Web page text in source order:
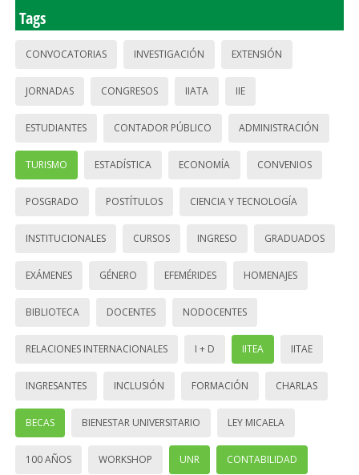
Tags
CONVOCATORIAS INVESTIGACIÓN EXTENSIÓN
JORNADAS CONGRESOS IIATA IIE
ESTUDIANTES CONTADOR PÚBLICO ADMINISTRACIÓN
TURISMO ESTADÍSTICA ECONOMÍA CONVENIOS
POSGRADO POSTÍTULOS CIENCIA Y TECNOLOGÍA
INSTITUCIONALES CURSOS INGRESO GRADUADOS
EXÁMENES GÉNERO EFEMÉRIDES HOMENAJES
BIBLIOTECA DOCENTES NODOCENTES
RELACIONES INTERNACIONALES I + D IITEA IITAE
INGRESANTES INCLUSIÓN FORMACIÓN CHARLAS
BECAS BIENESTAR UNIVERSITARIO LEY MICAELA
100 AÑOS WORKSHOP UNR CONTABILIDAD